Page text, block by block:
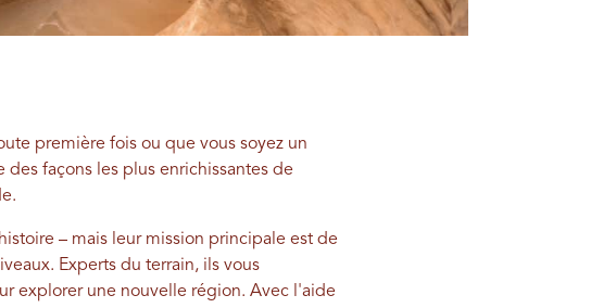
première fois ou que vous soyez un
façons les plus enrichissantes de
– mais leur mission principale est de
Experts du terrain, ils vous
explorer une nouvelle région. Avec l'aide